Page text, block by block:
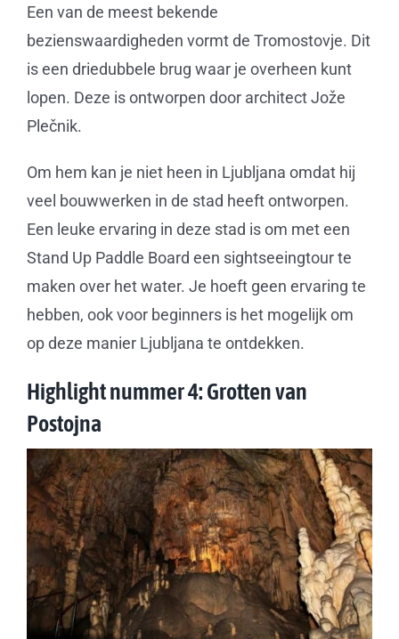
Een van de meest bekende
bezienswaardigheden vormt de Tromostovje. Dit
is een driedubbele brug waar je overheen kunt
lopen. Deze is ontworpen door architect Jože
Plečnik.
Om hem kan je niet heen in Ljubljana omdat hij
veel bouwwerken in de stad heeft ontworpen.
Een leuke ervaring in deze stad is om met een
Stand Up Paddle Board een sightseeingtour te
maken over het water. Je hoeft geen ervaring te
hebben, ook voor beginners is het mogelijk om
op deze manier Ljubljana te ontdekken.
Highlight nummer 4: Grotten van
Postojna